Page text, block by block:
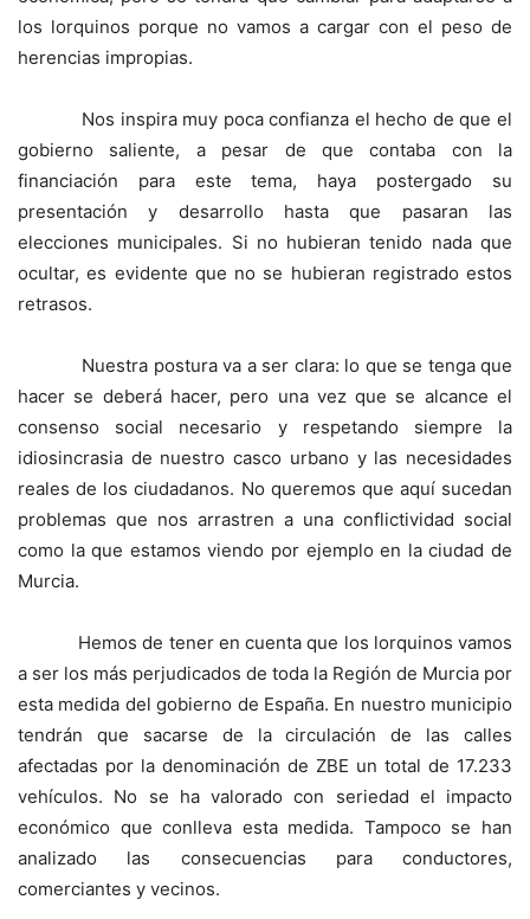
los lorquinos porque no vamos a cargar con el peso de
herencias impropias.
Nos inspira muy poca confianza el hecho de que el
gobierno saliente, a pesar de que contaba con la
financiación para este tema, haya postergado su
presentación y desarrollo hasta que pasaran las
elecciones municipales. Si no hubieran tenido nada que
ocultar, es evidente que no se hubieran registrado estos
retrasos.
Nuestra postura va a ser clara: lo que se tenga que
hacer se deberá hacer, pero una vez que se alcance el
consenso social necesario y respetando siempre la
idiosincrasia de nuestro casco urbano y las necesidades
reales de los ciudadanos. No queremos que aquí sucedan
problemas que nos arrastren a una conflictividad social
como la que estamos viendo por ejemplo en la ciudad de
Murcia.
Hemos de tener en cuenta que los lorquinos vamos
a ser los más perjudicados de toda la Región de Murcia por
esta medida del gobierno de España. En nuestro municipio
tendrán que sacarse de la circulación de las calles
afectadas por la denominación de ZBE un total de 17.233
vehículos. No se ha valorado con seriedad el impacto
económico que conlleva esta medida. Tampoco se han
analizado las consecuencias para conductores,
comerciantes y vecinos.